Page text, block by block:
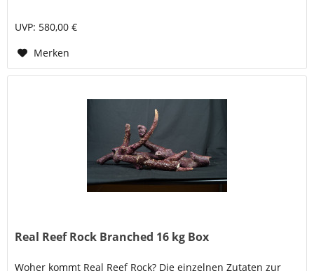
UVP: 580,00 €
Merken
Real Reef Rock Branched 16 kg Box
Woher kommt Real Reef Rock? Die einzelnen Zutaten zur